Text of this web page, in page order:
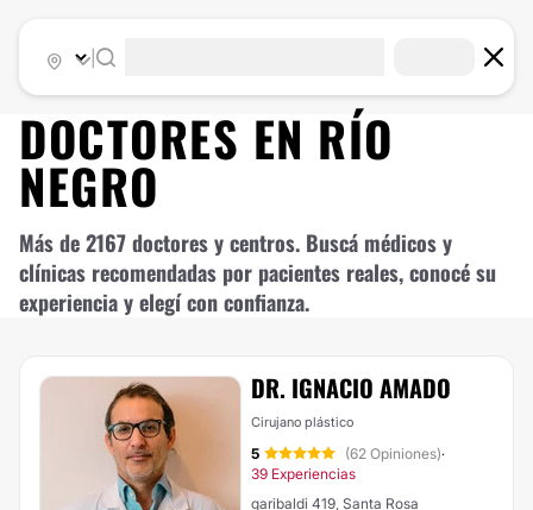
DOCTORES EN RÍO
NEGRO
Más de 2167 doctores y centros. Buscá médicos y
clínicas recomendadas por pacientes reales, conocé su
experiencia y elegí con confianza.
DR. IGNACIO AMADO
Cirujano plástico
5 (62 Opiniones)·
39 Experiencias
garibaldi 419, Santa Rosa